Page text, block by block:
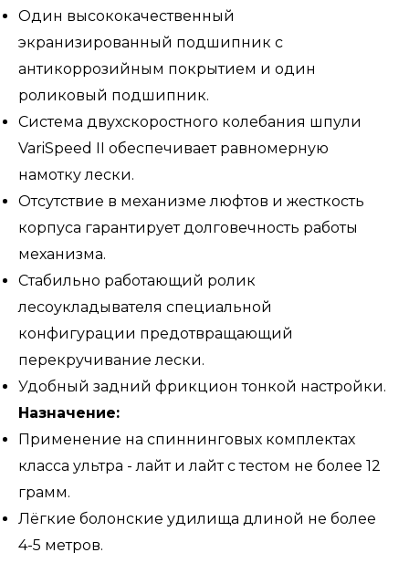
Один высококачественный
экранизированный подшипник с
антикоррозийным покрытием и один
роликовый подшипник.
Система двухскоростного колебания шпули
VariSpeed II обеспечивает равномерную
намотку лески.
Отсутствие в механизме люфтов и жесткость
корпуса гарантирует долговечность работы
механизма.
Стабильно работающий ролик
лесоукладывателя специальной
конфигурации предотвращающий
перекручивание лески.
Удобный задний фрикцион тонкой настройки.
Назначение:
Применение на спиннинговых комплектах
класса ультра - лайт и лайт с тестом не более 12
грамм.
Лёгкие болонские удилища длиной не более
4-5 метров.